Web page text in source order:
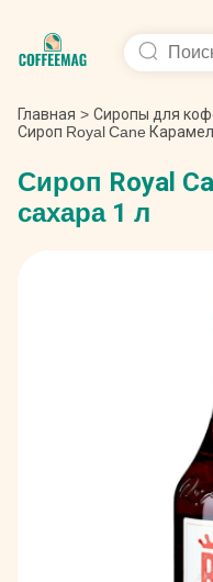
Главная > Сиропы для
Сироп Royal Cane
Сироп Royal
сахара 1 л